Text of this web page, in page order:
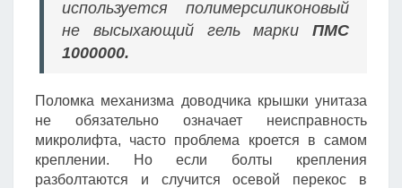
используется полимерсиликоновый
не высыхающий гель марки ПМС
1000000.
Поломка механизма доводчика крышки унитаза
не обязательно означает неисправность
микролифта, часто проблема кроется в самом
креплении. Но если болты крепления
разболтаются и случится осевой перекос в